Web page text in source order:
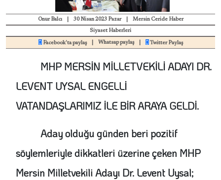
Onur Balcı 30 Nisan 2023 Pazar Mersin Ceride Haber
Siyaset Haberleri
Facebook'ta paylaş Whatsap paylaş Twitter Paylaş
MHP MERSİN MİLLETVEKİLİ ADAYI DR.
LEVENT UYSAL ENGELLİ
VATANDAŞLARIMIZ İLE BİR ARAYA GELDİ.
Aday olduğu günden beri pozitif
söylemleriyle dikkatleri üzerine çeken MHP
Mersin Milletvekili Adayı Dr. Levent Uysal;